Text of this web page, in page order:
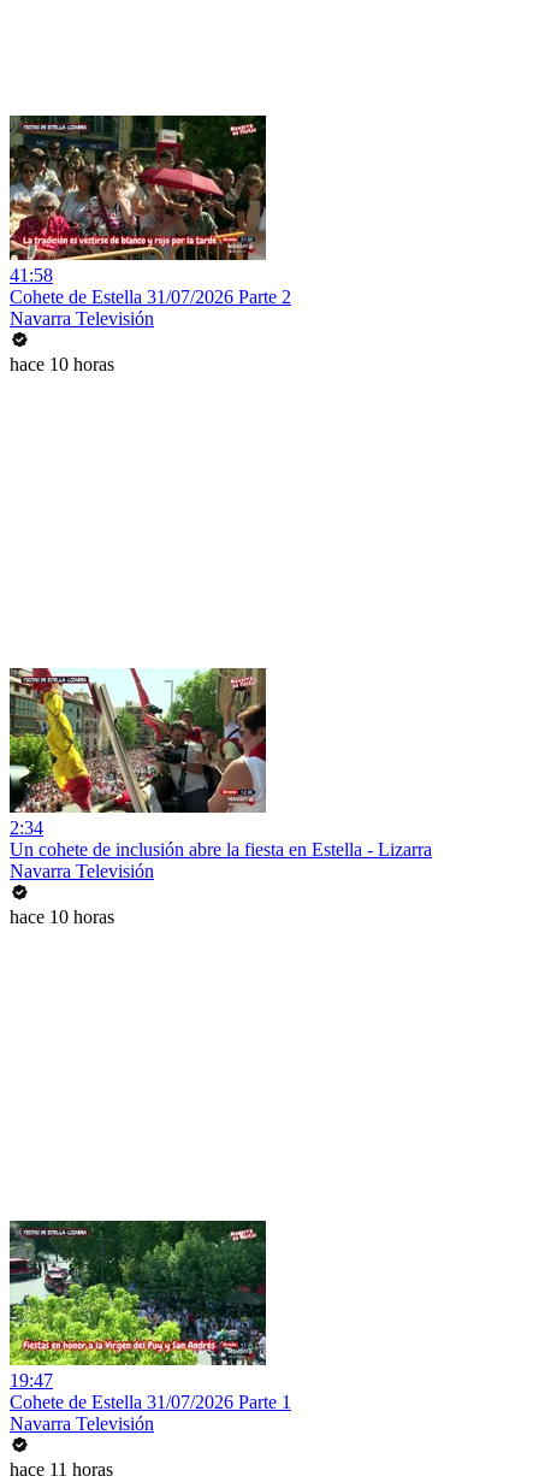
41:58
Cohete de Estella 31/07/2026 Parte 2
Navarra Televisión
hace 10 horas
2:34
Un cohete de inclusión abre la fiesta en Estella - Lizarra
Navarra Televisión
hace 10 horas
19:47
Cohete de Estella 31/07/2026 Parte 1
Navarra Televisión
hace 11 horas